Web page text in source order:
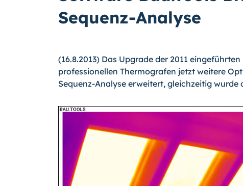
Sequenz-Analyse
(16.8.2013) Das Upgrade der 2011
professionellen Thermografen jetzt weitere
Sequenz-Analyse erweitert, gleichzeitig